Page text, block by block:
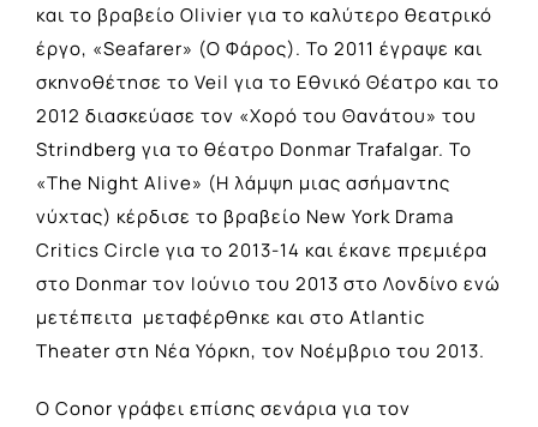
και το βραβείο Olivier για το καλύτερο θεατρικό
έργο, «Seafarer» (Ο Φάρος). Το 2011 έγραψε και
σκηνοθέτησε το Veil για το Εθνικό Θέατρο και το
2012 διασκεύασε τον «Χορό του Θανάτου» του
Strindberg για το θέατρο Donmar Trafalgar. Το
«The Night Alive» (Η λάμψη μιας ασήμαντης
νύχτας) κέρδισε το βραβείο New York Drama
Critics Circle για το 2013-14 και έκανε πρεμιέρα
στο Donmar τον Ιούνιο του 2013 στο Λονδίνο ενώ
μετέπειτα μεταφέρθηκε και στο Atlantic
Theater στη Νέα Υόρκη, τον Νοέμβριο του 2013.
Ο Conor γράφει επίσης σενάρια για τον